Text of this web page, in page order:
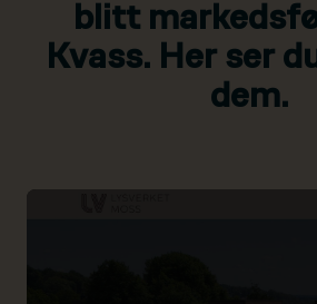
blitt
Kvass. Her ser
dem.